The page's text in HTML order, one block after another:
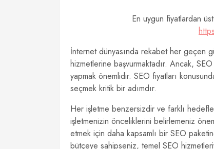
En uygun fiyatlardan
İnternet dünyasında rekabet her geçen
hizmetlerine başvurmaktadır. Ancak,
yapmak önemlidir. SEO fiyatları
seçmek kritik bir adımdır.
Her işletme benzersizdir ve farklı
işletmenizin önceliklerini belirlemeniz
etmek için daha kapsamlı bir SEO
bütçeye sahipseniz, temel SEO